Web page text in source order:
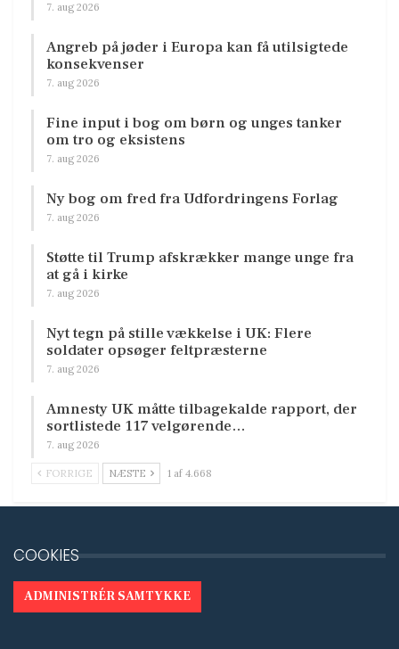
7. aug 2026
Angreb på jøder i Europa kan få utilsigtede
konsekvenser
7. aug 2026
Fine input i bog om børn og unges tanker
om tro og eksistens
7. aug 2026
Ny bog om fred fra Udfordringens Forlag
7. aug 2026
Støtte til Trump afskrækker mange unge fra
at gå i kirke
7. aug 2026
Nyt tegn på stille vækkelse i UK: Flere
soldater opsøger feltpræsterne
7. aug 2026
Amnesty UK måtte tilbagekalde rapport, der
sortlistede 117 velgørende…
7. aug 2026
FORRIGE NÆSTE 1 af 4.668
COOKIES
ADMINISTRÉR SAMTYKKE